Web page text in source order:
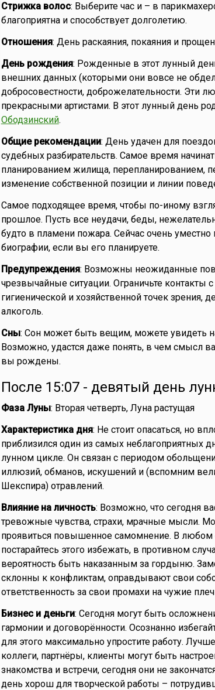
Стрижка волос: Выберите час и – в
благоприятна и способствует долголетию.
Отношения: День раскаяния, покаяния и
День рождения: Рожденные в этот лунный
внешних данных (которыми они вовсе не
добросовестности, доброжелательности. Эти
прекрасными артистами. В этот лунный день
Ободзинский.
Общие рекомендации: День удачен для
судебных разбирательств. Самое время
планированием жилища, перепланированием,
изменение собственной позиции и линии
Самое подходящее время, чтобы по-иному
прошлое. Пусть все неудачи, беды,
будто в пламени пожара. Сейчас очень уместно
биографии, если вы его планируете.
Предупреждения: Возможны неожиданные
чрезвычайные ситуации. Ограничьте
гигиенической и хозяйственной точек зрения,
алкоголь.
Сны: Сон может быть вещим, можете увидеть
Возможно, удастся даже понять, в чем смысл
вы рождены.
После 15:07 - девятый день
Фаза Луны: Вторая четверть, Луна растущая
Характеристика дня: Не стоит опасаться, но
приблизился один из самых неблагоприятных
лунном цикле. Он связан с периодом
иллюзий, обманов, искушений и (вспомним
Шекспира) отравлений.
Влияние на личность: Возможно, что сегодня
тревожные чувства, страхи, мрачные мысли.
проявиться повышенное самомнение. В любом
постарайтесь этого избежать, в противном
вероятность быть наказанным за гордыню.
склонны к конфликтам, оправдывают свои
ответственность за свои промахи на чужие
Бизнес и деньги: Сегодня могут быть
гармонии и договорённости. Осознанно
для этого максимально упростите работу.
коллеги, партнёры, клиенты могут быть
знакомства и встречи, сегодня они не
день хорош для творческой работы –